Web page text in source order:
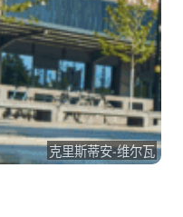
RU
FI
KO
JA
UK
BG
克里斯蒂安-维尔瓦